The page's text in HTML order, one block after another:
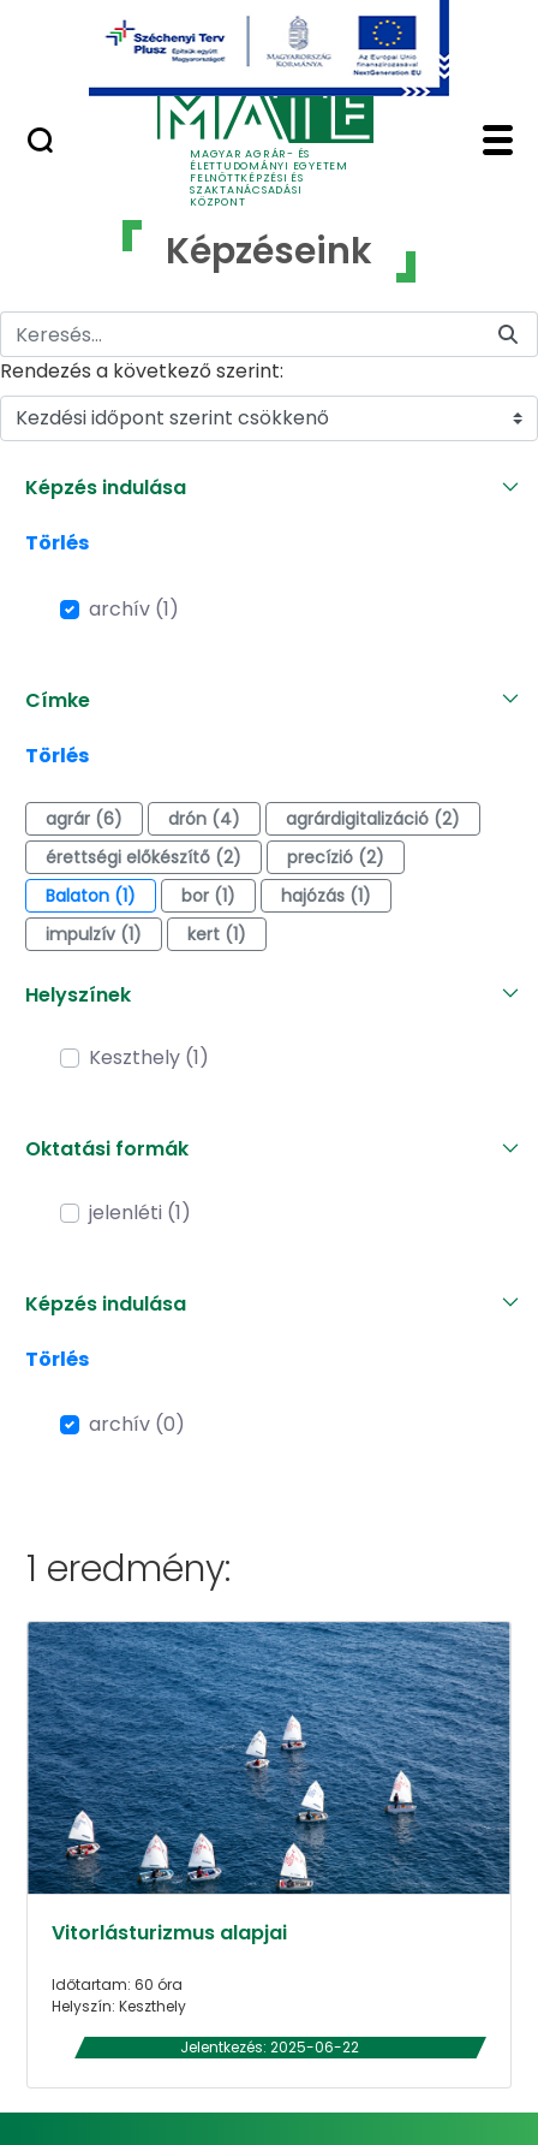
Ugrás a fő tartalomhoz
MAGYAR AGRÁR- ÉS
ÉLETTUDOMÁNYI EGYETEM
FELNŐTTKÉPZÉSI ÉS
SZAKTANÁCSADÁSI
KÖZPONT
Képzéseink - MATE
Képzéseink
Rendezés a következő szerint:
Kezdési időpont szerint csökkenő
Képzés indulása
Törlés
archív (1)
Címke
Törlés
agrár (6) drón (4)
agrárdigitalizáció (2)
érettségi előkészítő (2)
precízió (2)
Balaton (1)
bor (1)
hajózás (1)
impulzív (1)
kert (1)
Helyszínek
Keszthely (1)
Oktatási formák
jelenléti (1)
Képzés indulása
Törlés
archív (0)
1 eredmény:
Vitorlásturizmus alapjai
Időtartam: 60 óra
Helyszín: Keszthely
Jelentkezés: 2025-06-22